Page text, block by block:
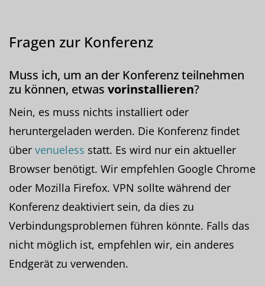
Fragen zur Konferenz
Muss ich, um an der Konferenz teilnehmen
zu können, etwas vorinstallieren?
Nein, es muss nichts installiert oder
heruntergeladen werden. Die Konferenz findet
über venueless statt. Es wird nur ein aktueller
Browser benötigt. Wir empfehlen Google Chrome
oder Mozilla Firefox. VPN sollte während der
Konferenz deaktiviert sein, da dies zu
Verbindungsproblemen führen könnte. Falls das
nicht möglich ist, empfehlen wir, ein anderes
Endgerät zu verwenden.